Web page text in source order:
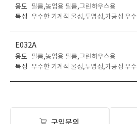
용도 필름,농업용 필름,그린하우스용
특성 우수한 기계적 물성,투명성,가공성 우수
E032A
용도 필름,농업용 필름,그린하우스용
특성 우수한 기계적 물성,투명성,가공성 우수